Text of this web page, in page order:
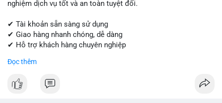
nghiệm dịch vụ tốt và an toàn tuyệt đối.
✔ Tài khoản sẵn sàng sử dụng
✔ Giao hàng nhanh chóng, dễ dàng
✔ Hỗ trợ khách hàng chuyên nghiệp
Liên hệ ngay để được tư vấn và đặt hàng:
💬 Telegram: @SellsSMM
Đọc thêm